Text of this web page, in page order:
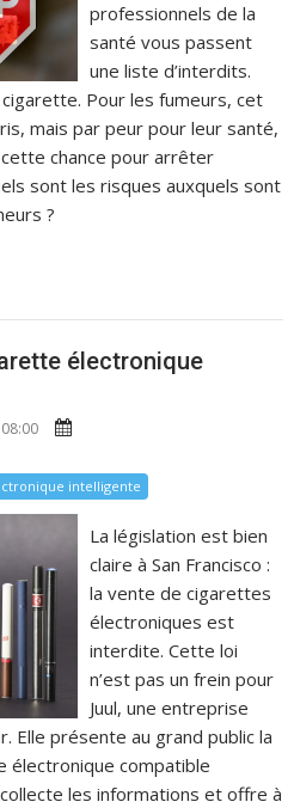
professionnels de la
santé vous passent
une liste d’interdits.
Pour les fumeurs, cet
mais par peur pour leur santé,
chance pour arrêter
sont les risques auxquels sont
?
électronique
intelligente
La législation est bien
claire à San Francisco :
la vente de cigarettes
électroniques est
interdite. Cette loi
n’est pas un frein pour
Juul, une entreprise
Elle présente au grand public la
électronique compatible
les informations et offre à